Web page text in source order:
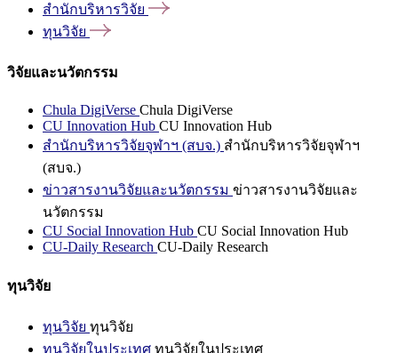
สำนักบริหารวิจัย
ทุนวิจัย
วิจัยและนวัตกรรม
Chula DigiVerse Chula DigiVerse
CU Innovation Hub CU Innovation Hub
สำนักบริหารวิจัยจุฬาฯ (สบจ.) สำนักบริหารวิจัยจุฬาฯ
(สบจ.)
ข่าวสารงานวิจัยและนวัตกรรม ข่าวสารงานวิจัยและ
นวัตกรรม
CU Social Innovation Hub CU Social Innovation Hub
CU-Daily Research CU-Daily Research
ทุนวิจัย
ทุนวิจัย ทุนวิจัย
ทุนวิจัยในประเทศ ทุนวิจัยในประเทศ